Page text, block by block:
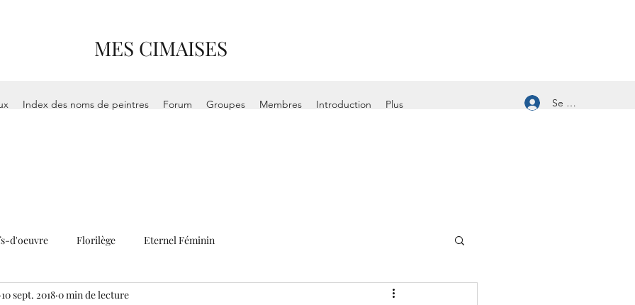
MES CIMAISES
Index des noms de peintres Forum Groupes Membres Introduction Plus Se connecter
d'oeuvre Florilège Eternel Féminin
10 sept. 2018 0 min de lecture